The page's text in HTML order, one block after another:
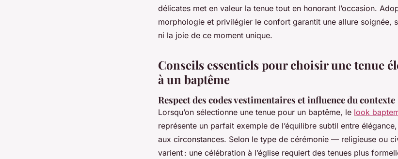
délicates met en valeur la tenue tout en honorant l’occasion.
morphologie et privilégier le confort garantit une allure soignée,
ni la joie de ce moment unique.
Conseils essentiels pour choisir une tenue
à un baptême
Respect des codes vestimentaires et influence du contexte
Lorsqu’on sélectionne une tenue pour un baptême, le look
représente un parfait exemple de l’équilibre subtil entre
aux circonstances. Selon le type de cérémonie — religieuse ou
varient : une célébration à l’église requiert des tenues plus